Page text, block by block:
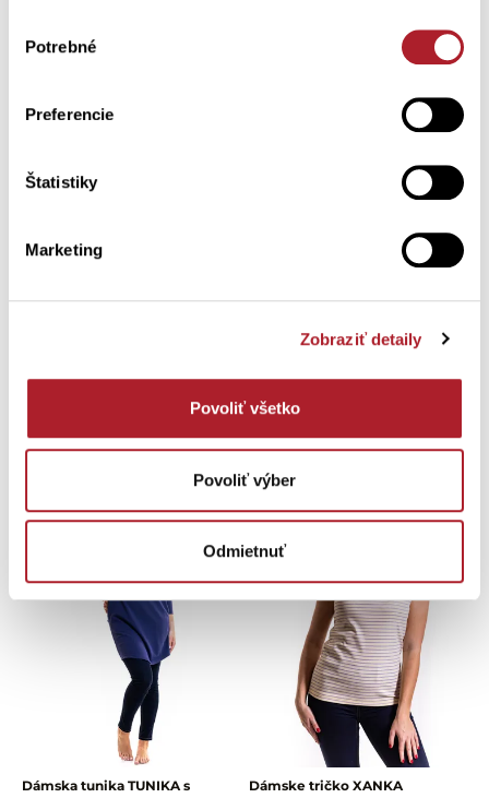
súhlasu
Potrebné
Preferencie
Štatistiky
Marketing
Zobraziť detaily
Povoliť všetko
Povoliť výber
Odmietnuť
M L
Dámska tunika TUNIKA s
Dámske tričko XANKA